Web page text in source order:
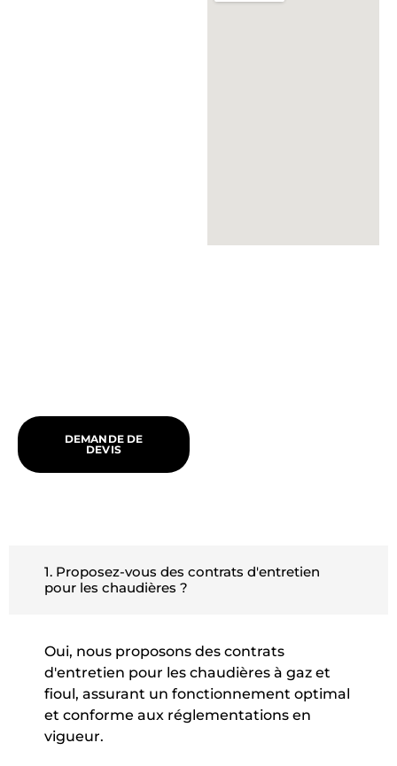
DEMANDE DE
DEVIS
1. Proposez-vous des contrats d'entretien
pour les chaudières ?
Oui, nous proposons des contrats
d'entretien pour les chaudières à gaz et
fioul, assurant un fonctionnement optimal
et conforme aux réglementations en
vigueur.